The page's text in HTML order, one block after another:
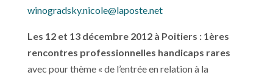
winogradsky.nicole@laposte.net
Les 12 et 13 décembre 2012 à Poitiers : 1ères
rencontres professionnelles handicaps rares
avec pour thème « de l’entrée en relation à la